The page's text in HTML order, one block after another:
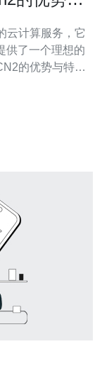
云计算服务，它
供了一个理想的
的优势与特